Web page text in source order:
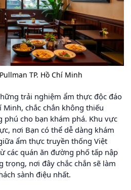
TP. Hồ Chí Minh
trải nghiệm ẩm thực độc đáo
Minh, chắc chắn không thiếu
cho bạn khám phá. Khu vực
nơi Bạn có thể dễ dàng khám
ẩm thực truyền thống Việt
các quán ăn đường phố tấp nập
trọng, nơi đây chắc chắn sẽ làm
sành điệu nhất.